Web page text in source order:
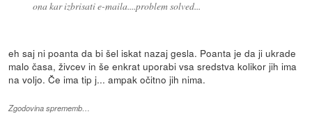
ona kar izbrisati e-maila....problem solved...
eh saj ni poanta da bi šel iskat nazaj gesla. Poanta je da ji ukrade
malo časa, živcev in še enkrat uporabi vsa sredstva kolikor jih ima
na voljo. Če ima tip j... ampak očitno jih nima.
Zgodovina sprememb…